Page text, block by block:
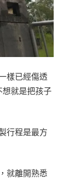
樣已經傷透
就是把孩子
行程是最方
就離開熟悉